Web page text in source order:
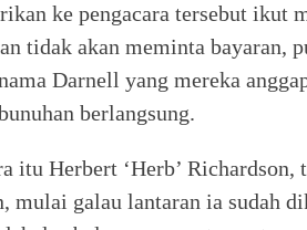
ke pengacara tersebut ikut
tidak akan meminta bayaran,
Darnell yang mereka
berlangsung.
itu Herbert ‘Herb’
mulai galau lantaran ia sudah